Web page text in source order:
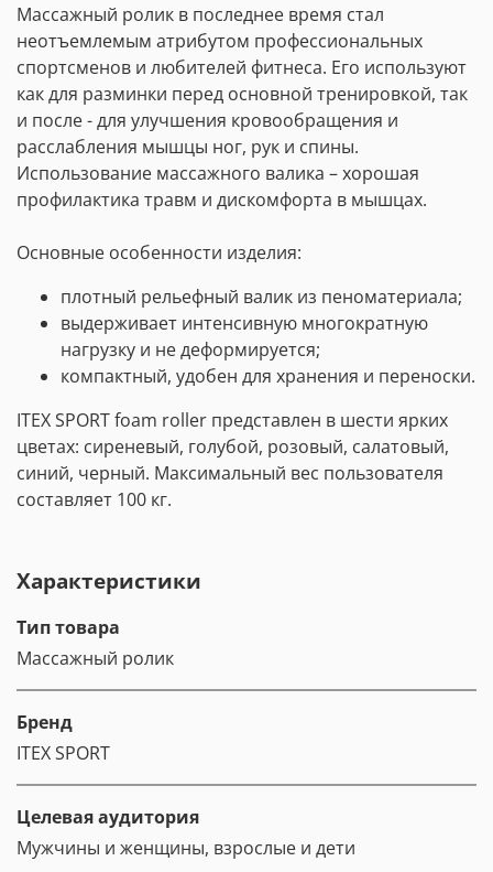
Массажный ролик в последнее время стал
неотъемлемым атрибутом профессиональных
спортсменов и любителей фитнеса. Его используют
как для разминки перед основной тренировкой, так
и после - для улучшения кровообращения и
расслабления мышцы ног, рук и спины.
Использование массажного валика – хорошая
профилактика травм и дискомфорта в мышцах.
Основные особенности изделия:
плотный рельефный валик из пеноматериала;
выдерживает интенсивную многократную
нагрузку и не деформируется;
компактный, удобен для хранения и переноски.
ITEX SPORT foam roller представлен в шести ярких
цветах: сиреневый, голубой, розовый, салатовый,
синий, черный. Максимальный вес пользователя
составляет 100 кг.
Характеристики
Тип товара
Массажный ролик
Бренд
ITEX SPORT
Целевая аудитория
Мужчины и женщины, взрослые и дети